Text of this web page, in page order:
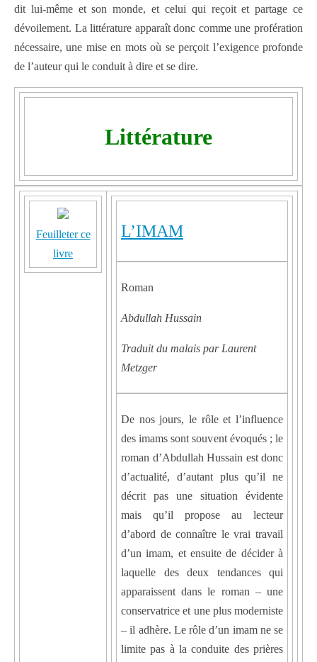
dit lui-même et son monde, et celui qui reçoit et partage ce
dévoilement. La littérature apparaît donc comme une profération
nécessaire, une mise en mots où se perçoit l’exigence profonde
de l’auteur qui le conduit à dire et se dire.
Littérature
Feuilleter ce
livre
L’IMAM
Roman
Abdullah Hussain
Traduit du malais par Laurent
Metzger
De nos jours, le rôle et l’influence
des imams sont souvent évoqués ; le
roman d’Abdullah Hussain est donc
d’actualité, d’autant plus qu’il ne
décrit pas une situation évidente
mais qu’il propose au lecteur
d’abord de connaître le vrai travail
d’un imam, et ensuite de décider à
laquelle des deux tendances qui
apparaissent dans le roman – une
conservatrice et une plus moderniste
– il adhère. Le rôle d’un imam ne se
limite pas à la conduite des prières